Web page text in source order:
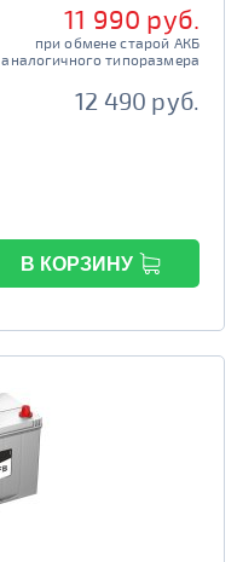
11 990 руб.
при обмене старой АКБ
аналогичного типоразмера
12 490 руб.
В КОРЗИНУ